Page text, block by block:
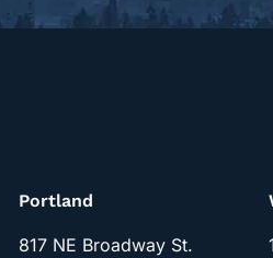
Portland
817 NE Broadway St.